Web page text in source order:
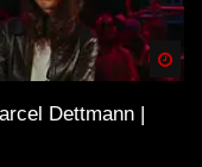
Dettmann |